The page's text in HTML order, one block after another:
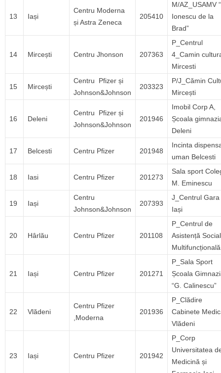
13 Iași
Centru Moderna
și Astra Zeneca
205410
M/AZ_USAMV
Ionescu de la
Brad”
14 Mircești Centru Jhonson 207363
P_Centrul
4_Camin
Mircesti
15 Mircești
Centru Pfizer și
Johnson&Johnson
203323
P/J_Cămin
Mircești
16 Deleni
Centru Pfizer și
Johnson&Johnson
201946
Imobil Corp A,
Școala
Deleni
17 Belcesti Centru Pfizer 201948
Incinta
uman Belcesti
18 Iasi Centru Pfizer 201273
Sala sport
M. Eminescu
19 Iași
Centru
Johnson&Johnson
207393
J_Centrul Gara
Iași
20 Hârlău Centru Pfizer 201108
P_Centrul de
Asistență
Multifuncțională
21 Iași Centru Pfizer 201271
P_Sala Sport
Școala
“G. Calinescu”
22 Vlădeni
Centru Pfizer
,Moderna
201936
P_Clădire
Cabinete
Vlădeni
23 Iași Centru Pfizer 201942
P_Corp
Universitatea
Medicină și